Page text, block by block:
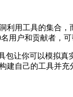
利用工具的集合
名用户和贡献者，
包让你可以模拟真
建自己的工具并充